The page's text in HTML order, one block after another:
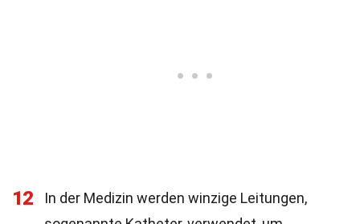
12
In der Medizin werden winzige Leitungen,